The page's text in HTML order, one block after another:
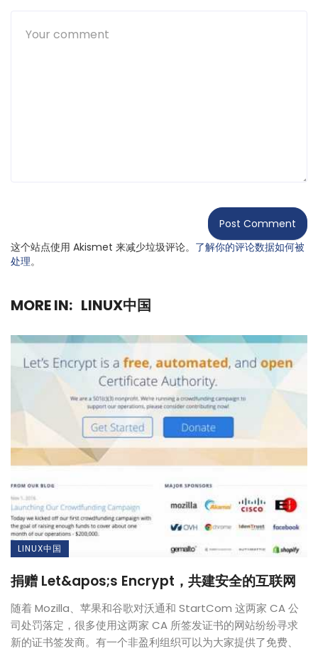
这个站点使用 Akismet 来减少垃圾评论。 了解你的评论数据如何被
处理。
MORE IN: LINUX中国
LINUX中国
捐赠 Let&apos;s Encrypt，共建安全的互联网
随着 Mozilla、苹果和谷歌对沃通和 StartCom 这两家 CA 公
司处罚落定，很多使用这两家 CA 所签发证书的网站纷纷寻求
新的证书签发商。有一个非盈利组织可以为大家提供了免费、